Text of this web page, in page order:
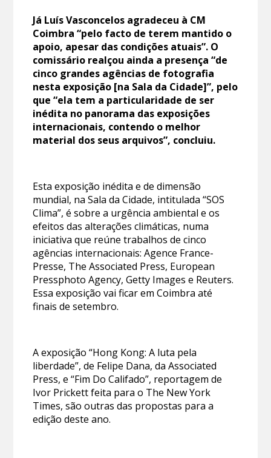
Já Luís Vasconcelos agradeceu à CM
Coimbra “pelo facto de terem mantido o
apoio, apesar das condições atuais”. O
comissário realçou ainda a presença “de
cinco grandes agências de fotografia
nesta exposição [na Sala da Cidade]”, pelo
que “ela tem a particularidade de ser
inédita no panorama das exposições
internacionais, contendo o melhor
material dos seus arquivos”, concluiu.
Esta exposição inédita e de dimensão
mundial, na Sala da Cidade, intitulada “SOS
Clima”, é sobre a urgência ambiental e os
efeitos das alterações climáticas, numa
iniciativa que reúne trabalhos de cinco
agências internacionais: Agence France-
Presse, The Associated Press, European
Pressphoto Agency, Getty Images e Reuters.
Essa exposição vai ficar em Coimbra até
finais de setembro.
A exposição “Hong Kong: A luta pela
liberdade”, de Felipe Dana, da Associated
Press, e “Fim Do Califado”, reportagem de
Ivor Prickett feita para o The New York
Times, são outras das propostas para a
edição deste ano.